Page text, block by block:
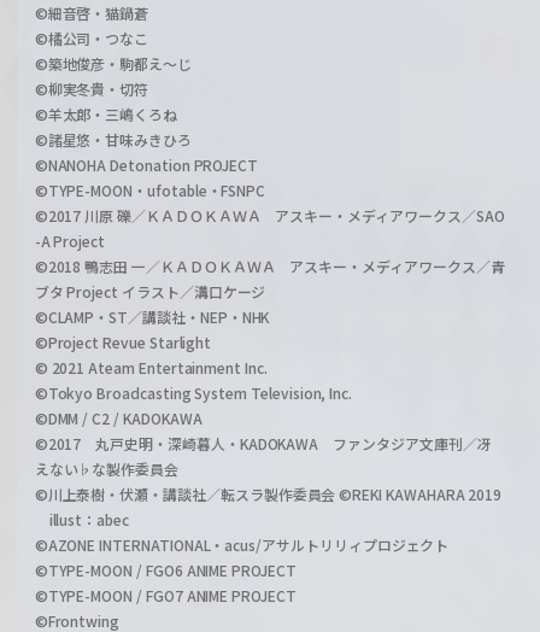
©細音啓・猫鍋蒼
©橘公司・つなこ
©築地俊彦・駒都え～じ
©柳実冬貴・切符
©羊太郎・三嶋くろね
©諸星悠・甘味みきひろ
©NANOHA Detonation PROJECT
©TYPE-MOON・ufotable・FSNPC
©2017 川原 礫／ＫＡＤＯＫＡＷＡ アスキー・メディアワークス／SAO
-A Project
©2018 鴨志田 一／ＫＡＤＯＫＡＷＡ アスキー・メディアワークス／青
ブタ Project イラスト／溝口ケージ
©CLAMP・ST／講談社・NEP・NHK
©Project Revue Starlight
© 2021 Ateam Entertainment Inc.
©Tokyo Broadcasting System Television, Inc.
©DMM / C2 / KADOKAWA
©2017 丸戸史明・深崎暮人・KADOKAWA ファンタジア文庫刊／冴
えない♭な製作委員会
©川上泰樹・伏瀬・講談社／転スラ製作委員会 ©REKI KAWAHARA 2019
illust：abec
©AZONE INTERNATIONAL・acus/アサルトリリィプロジェクト
©TYPE-MOON / FGO6 ANIME PROJECT
©TYPE-MOON / FGO7 ANIME PROJECT
©Frontwing